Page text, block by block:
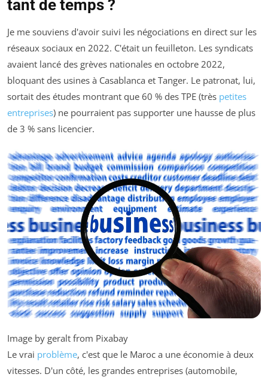
tant de temps ?
Je me souviens d'avoir suivi les négociations en direct sur les
réseaux sociaux en 2022. C'était un feuilleton. Les syndicats
avaient lancé des grèves nationales en octobre 2022,
bloquant des usines à Casablanca et Tanger. Le patronat, lui,
sortait des études montrant que 60 % des TPE (très petites
entreprises) ne pourraient pas supporter une hausse de plus
de 3 % sans licencier.
Image by geralt from Pixabay
Le vrai problème, c'est que le Maroc a une économie à deux
vitesses. D'un côté, les grandes entreprises (automobile,